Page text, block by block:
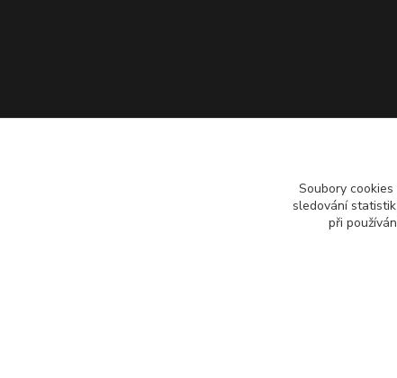
Soubory
sledování
při